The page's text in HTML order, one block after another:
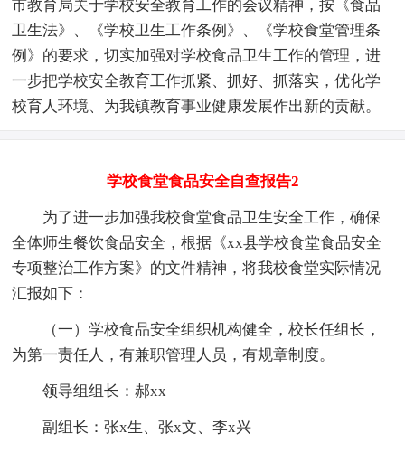
市教育局关于学校安全教育工作的会议精神，按《食品
卫生法》、《学校卫生工作条例》、《学校食堂管理条
例》的要求，切实加强对学校食品卫生工作的管理，进
一步把学校安全教育工作抓紧、抓好、抓落实，优化学
校育人环境、为我镇教育事业健康发展作出新的贡献。
学校食堂食品安全自查报告2
为了进一步加强我校食堂食品卫生安全工作，确保
全体师生餐饮食品安全，根据《xx县学校食堂食品安全
专项整治工作方案》的文件精神，将我校食堂实际情况
汇报如下：
（一）学校食品安全组织机构健全，校长任组长，
为第一责任人，有兼职管理人员，有规章制度。
领导组组长：郝xx
副组长：张x生、张x文、李x兴